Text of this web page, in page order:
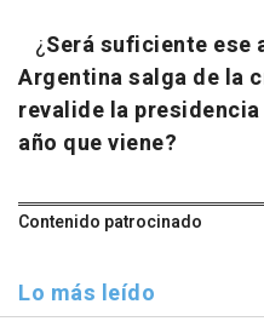
¿Será suficiente ese
Argentina salga de la
revalide la
año que viene?
Contenido patrocinado
Lo más leído